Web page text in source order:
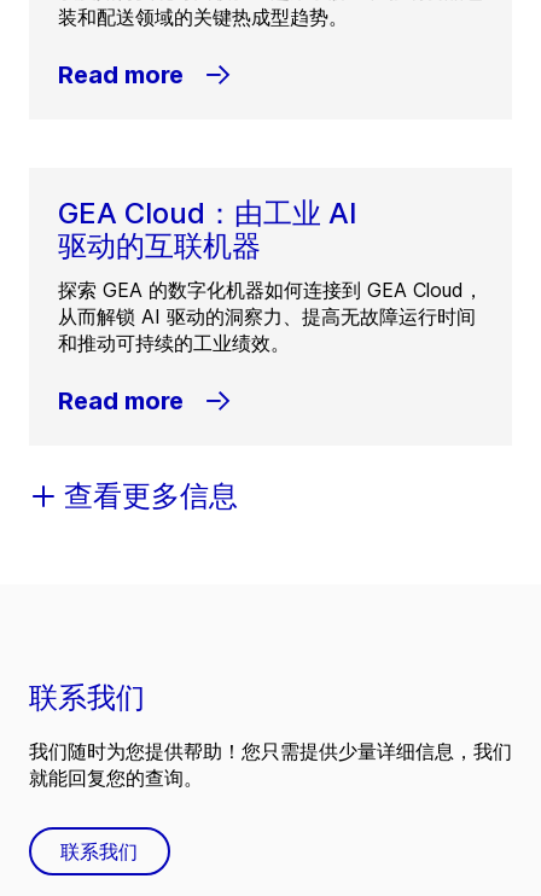
装和配送领域的关键热成型趋势。
Read more
GEA Cloud：由工业 AI
驱动的互联机器
探索 GEA 的数字化机器如何连接到 GEA Cloud，
从而解锁 AI 驱动的洞察力、提高无故障运行时间
和推动可持续的工业绩效。
Read more
查看更多信息
联系我们
我们随时为您提供帮助！您只需提供少量详细信息，我们
就能回复您的查询。
联系我们